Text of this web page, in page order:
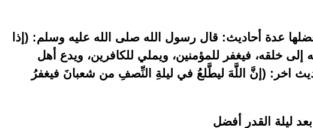
عدة أحاديث: قال رسول الله صلى الله عليه وسلم: (إذا
خلقه، فيغفر للمؤمنين، ويملي للكافرين، ويدع أهل
اخر: (إنَّ اللَّهَ ليطَّلعُ في ليلةِ النِّصفِ من شعبانَ فيغفرُ
ليلة القدر أفضل